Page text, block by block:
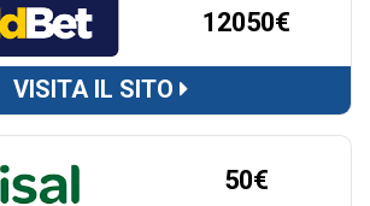
12050€
VISITA IL SITO
50€